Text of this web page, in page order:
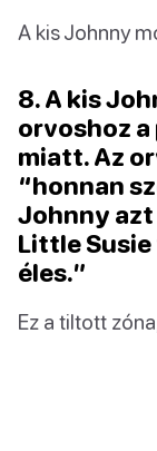
A kis Johnny
8. A kis
orvoshoz
miatt. Az
“honnan
Johnny azt
Little
éles.”
Ez a tiltott